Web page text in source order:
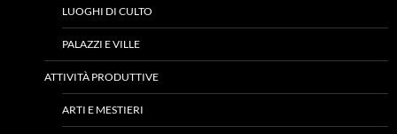
LUOGHI DI CULTO
PALAZZI E VILLE
ATTIVITÀ PRODUTTIVE
ARTI E MESTIERI